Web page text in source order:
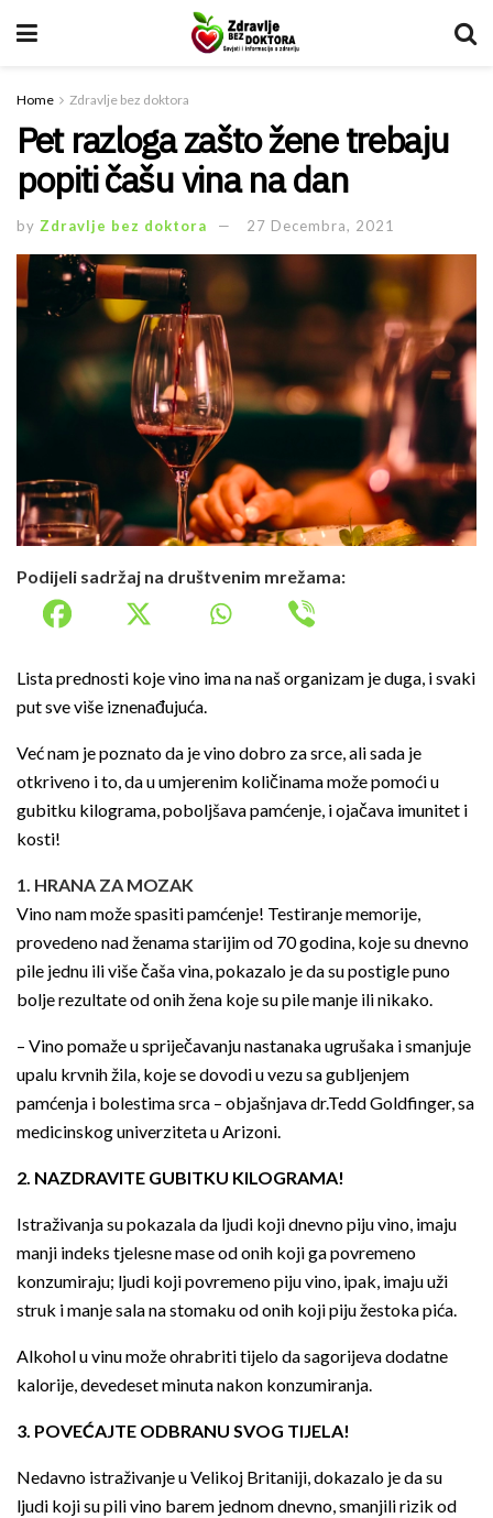
Home Zdravlje bez doktora
Pet razloga zašto žene trebaju
popiti čašu vina na dan
by Zdravlje bez doktora 27 Decembra, 2021
Podijeli sadržaj na društvenim mrežama:
Lista prednosti koje vino ima na naš organizam je duga, i svaki
put sve više iznenađujuća.
Već nam je poznato da je vino dobro za srce, ali sada je
otkriveno i to, da u umjerenim količinama može pomoći u
gubitku kilograma, poboljšava pamćenje, i ojačava imunitet i
kosti!
1. HRANA ZA MOZAK
Vino nam može spasiti pamćenje! Testiranje memorije,
provedeno nad ženama starijim od 70 godina, koje su dnevno
pile jednu ili više čaša vina, pokazalo je da su postigle puno
bolje rezultate od onih žena koje su pile manje ili nikako.
– Vino pomaže u spriječavanju nastanaka ugrušaka i smanjuje
upalu krvnih žila, koje se dovodi u vezu sa gubljenjem
pamćenja i bolestima srca – objašnjava dr.Tedd Goldfinger, sa
medicinskog univerziteta u Arizoni.
2. NAZDRAVITE GUBITKU KILOGRAMA!
Istraživanja su pokazala da ljudi koji dnevno piju vino, imaju
manji indeks tjelesne mase od onih koji ga povremeno
konzumiraju; ljudi koji povremeno piju vino, ipak, imaju uži
struk i manje sala na stomaku od onih koji piju žestoka pića.
Alkohol u vinu može ohrabriti tijelo da sagorijeva dodatne
kalorije, devedeset minuta nakon konzumiranja.
3. POVEĆAJTE ODBRANU SVOG TIJELA!
Nedavno istraživanje u Velikoj Britaniji, dokazalo je da su
ljudi koji su pili vino barem jednom dnevno, smanjili rizik od